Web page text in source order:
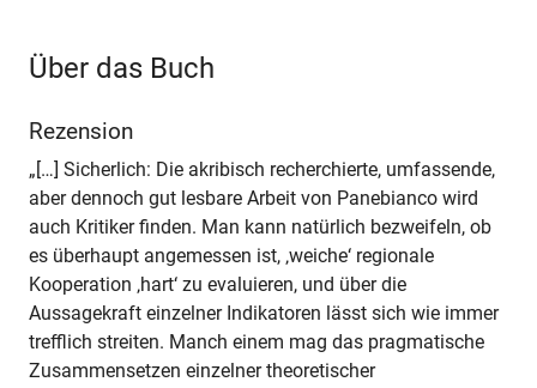
Über das Buch
Rezension
„[…] Sicherlich: Die akribisch recherchierte, umfassende,
aber dennoch gut lesbare Arbeit von Panebianco wird
auch Kritiker finden. Man kann natürlich bezweifeln, ob
es überhaupt angemessen ist, ‚weiche‘ regionale
Kooperation ‚hart‘ zu evaluieren, und über die
Aussagekraft einzelner Indikatoren lässt sich wie immer
trefflich streiten. Manch einem mag das pragmatische
Zusammensetzen einzelner theoretischer